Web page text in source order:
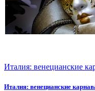
Италия: венецианские
Италия: венецианские